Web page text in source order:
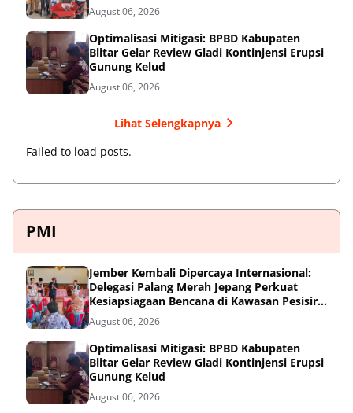
August 06, 2026
Optimalisasi Mitigasi: BPBD Kabupaten
Blitar Gelar Review Gladi Kontinjensi Erupsi
Gunung Kelud
August 06, 2026
Lihat Selengkapnya
Failed to load posts.
PMI
Jember Kembali Dipercaya Internasional:
Delegasi Palang Merah Jepang Perkuat
Kesiapsiagaan Bencana di Kawasan Pesisir
dan Sekolah
August 06, 2026
Optimalisasi Mitigasi: BPBD Kabupaten
Blitar Gelar Review Gladi Kontinjensi Erupsi
Gunung Kelud
August 06, 2026